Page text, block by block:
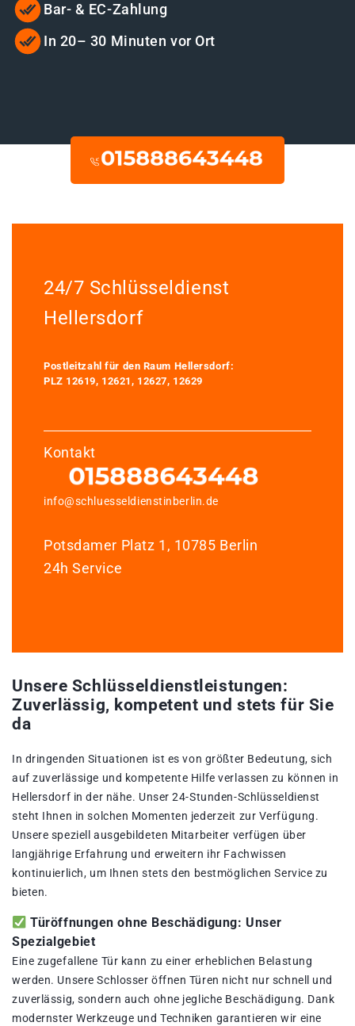
Bar- & EC-Zahlung
In 20– 30 Minuten vor Ort
24/7 Schlüsseldienst
Hellersdorf
Postleitzahl für den Raum Hellersdorf:
PLZ 12619, 12621, 12627, 12629
Kontakt
info@schluesseldienstinberlin.de
Potsdamer Platz 1, 10785 Berlin
24h Service
Unsere Schlüsseldienstleistungen:
Zuverlässig, kompetent und stets für Sie
da
In dringenden Situationen ist es von größter Bedeutung, sich
auf zuverlässige und kompetente Hilfe verlassen zu können in
Hellersdorf in der nähe. Unser 24-Stunden-Schlüsseldienst
steht Ihnen in solchen Momenten jederzeit zur Verfügung.
Unsere speziell ausgebildeten Mitarbeiter verfügen über
langjährige Erfahrung und erweitern ihr Fachwissen
kontinuierlich, um Ihnen stets den bestmöglichen Service zu
bieten.
Türöffnungen ohne Beschädigung: Unser
Spezialgebiet
Eine zugefallene Tür kann zu einer erheblichen Belastung
werden. Unsere Schlosser öffnen Türen nicht nur schnell und
zuverlässig, sondern auch ohne jegliche Beschädigung. Dank
modernster Werkzeuge und Techniken garantieren wir eine